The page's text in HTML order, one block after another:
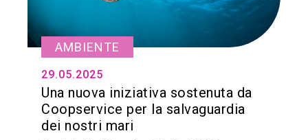
AMBIENTE
29.05.2025
Una nuova iniziativa sostenuta da
Coopservice per la salvaguardia
dei nostri mari